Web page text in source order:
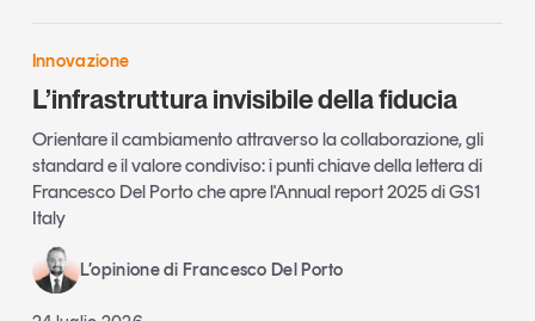
Innovazione
L’infrastruttura invisibile della fiducia
Orientare il cambiamento attraverso la collaborazione, gli
standard e il valore condiviso: i punti chiave della lettera di
Francesco Del Porto che apre l'Annual report 2025 di GS1
Italy
L’opinione di Francesco Del Porto